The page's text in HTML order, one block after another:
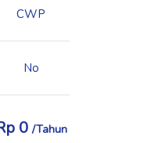
CWP
No
0 /Tahun